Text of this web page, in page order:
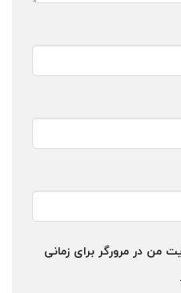
من در مرورگر برای زمانی